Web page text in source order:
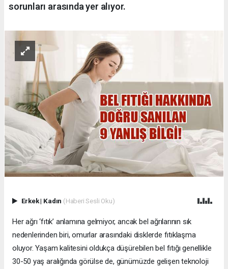
sorunları arasında yer alıyor.
Erkek| Kadın (Haberi Sesli Oku)
Her ağrı ‘fıtık’ anlamına gelmiyor, ancak bel ağrılarının sık
nedenlerinden biri, omurlar arasındaki disklerde fıtıklaşma
oluyor. Yaşam kalitesini oldukça düşürebilen bel fıtığı genellikle
30-50 yaş aralığında görülse de, günümüzde gelişen teknoloji